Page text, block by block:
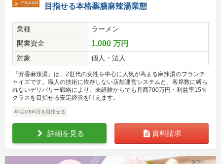
目指せる本格薬膳麻辣湯業態
業種
ラーメン
開業資金
1,000 万円
対象 個人・法人
『芳香麻辣湯』は、Z世代の女性を中心に人気が高まる麻辣湯のフランチ
ャイズです。職人の技術に依存しない店舗運営システムと、客席数に縛ら
れないデリバリー戦略により、未経験からでも月商700万円・利益率15％
クラスを目指せる安定経営を叶えます。
年収1000万を目指せる
詳細を見る 資料請求